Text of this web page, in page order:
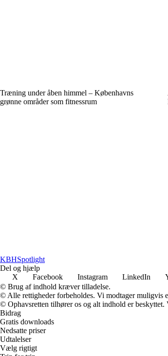
Træning under åben himmel – Københavns
grønne områder som fitnessrum
KBHSpotlight
Del og hjælp
X
Facebook Instagram LinkedIn
© Brug af indhold kræver tilladelse.
© Alle rettigheder forbeholdes. Vi modtager muligvis
© Ophavsretten tilhører os og alt indhold er
Bidrag
Gratis downloads
Nedsatte priser
Udtalelser
Vælg rigtigt